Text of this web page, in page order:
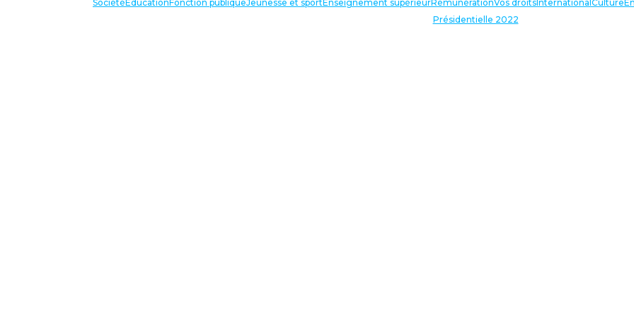
SociétéÉducationFonction publiqueJeunesse et sportEnseignement supérieurRémunérationVos droitsInternational Culture
Présidentielle 2022